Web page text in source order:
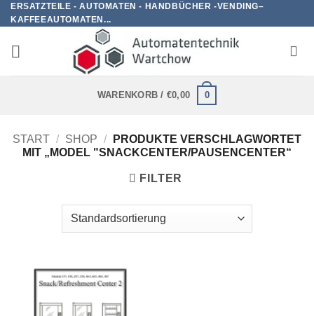
Zum
Inhalt
springen
ERSATZTEILE - AUTOMATEN - HANDBÜCHER -VENDING–
KAFFEEAUTOMATEN...
WARENKORB / €0,00 0
START / SHOP /
PRODUKTE VERSCHLAGWORTET
MIT „MODEL "SNACKCENTER/PAUSENCENTER“
FILTER